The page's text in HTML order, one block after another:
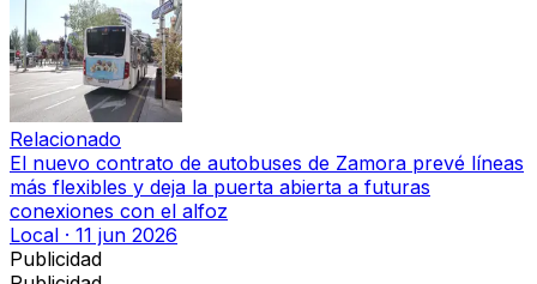
Relacionado
El nuevo contrato de autobuses de Zamora prevé líneas
más flexibles y deja la puerta abierta a futuras
conexiones con el alfoz
Local · 11 jun 2026
Publicidad